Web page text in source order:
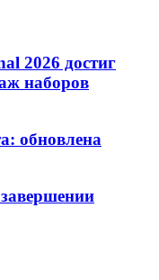
2026 достиг
наборов
обновлена